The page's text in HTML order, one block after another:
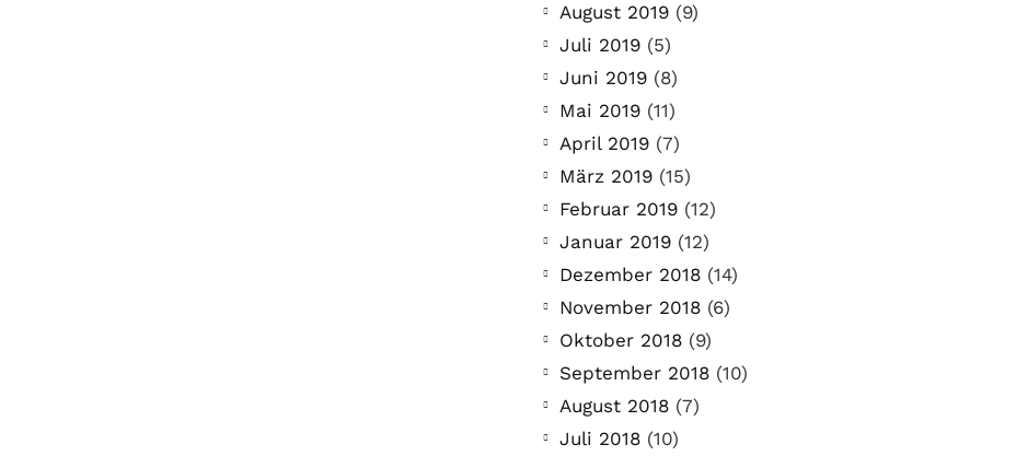
August 2019 (9)
Juli 2019 (5)
Juni 2019 (8)
Mai 2019 (11)
April 2019 (7)
März 2019 (15)
Februar 2019 (12)
Januar 2019 (12)
Dezember 2018 (14)
November 2018 (6)
Oktober 2018 (9)
September 2018 (10)
August 2018 (7)
Juli 2018 (10)